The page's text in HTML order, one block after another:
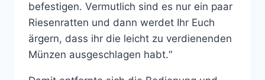
befestigen. Vermutlich sind es nur ein paar
Riesenratten und dann werdet Ihr Euch
ärgern, dass ihr die leicht zu verdienenden
Münzen ausgeschlagen habt.“